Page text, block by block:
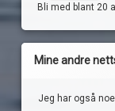
Bli med blant 20
Mine andre
Jeg har også